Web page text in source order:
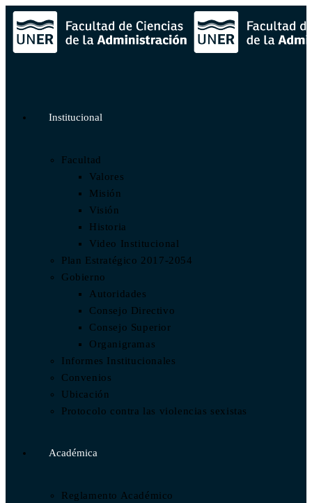
Institucional
Facultad
Valores
Misión
Visión
Historia
Video Institucional
Plan Estratégico 2017-2054
Gobierno
Autoridades
Consejo Directivo
Consejo Superior
Organigramas
Informes Institucionales
Convenios
Ubicación
Protocolo contra las violencias sexistas
Académica
Reglamento Académico